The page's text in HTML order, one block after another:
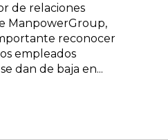
de relaciones
ManpowerGroup,
reconocer
empleados
dan de baja en...